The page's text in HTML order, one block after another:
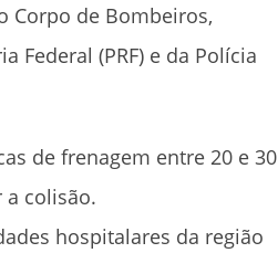
Corpo de Bombeiros,
Federal (PRF) e da Polícia
de frenagem entre 20 e 30
colisão.
hospitalares da região